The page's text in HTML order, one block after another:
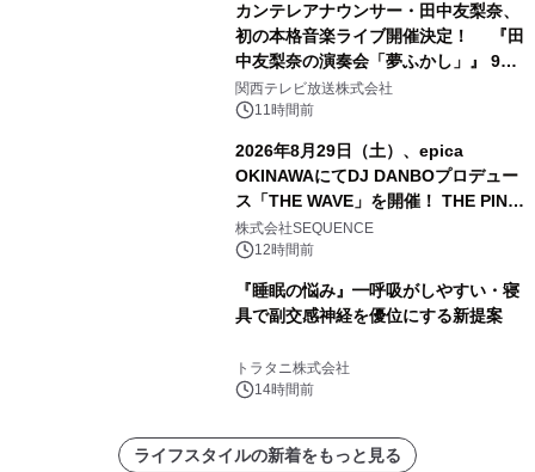
カンテレアナウンサー・田中友梨奈、
初の本格音楽ライブ開催決定！ 『田
中友梨奈の演奏会「夢ふかし」』 9月
13日(日)に梅田Lateralにて開催
関西テレビ放送株式会社
11時間前
2026年8月29日（土）、epica
OKINAWAにてDJ DANBOプロデュー
ス「THE WAVE」を開催！ THE PINK
TOKYO所属のPINK DANCERS4名が
出演決定
株式会社SEQUENCE
12時間前
『睡眠の悩み』━呼吸がしやすい・寝
具で副交感神経を優位にする新提案
トラタニ株式会社
14時間前
ライフスタイルの新着をもっと見る